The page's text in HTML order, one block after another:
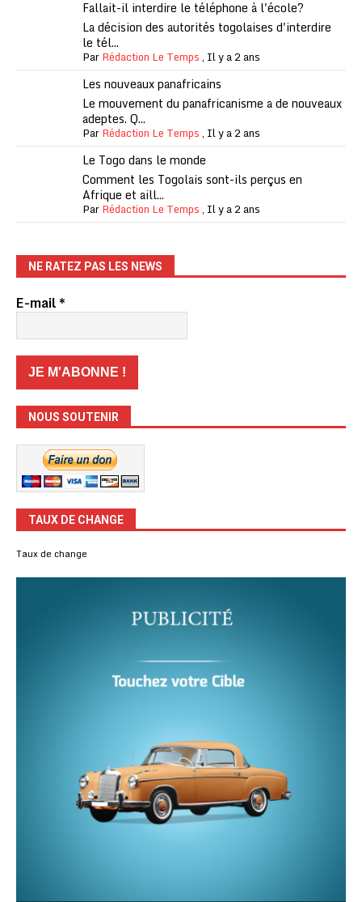
Fallait-il interdire le téléphone à l'école?
La décision des autorités togolaises d'interdire
le tél...
ParRédaction Le Temps, Il y a 2 ans
Les nouveaux panafricains
Le mouvement du panafricanisme a de nouveaux
adeptes. Q...
ParRédaction Le Temps, Il y a 2 ans
Le Togo dans le monde
Comment les Togolais sont-ils perçus en
Afrique et aill...
ParRédaction Le Temps, Il y a 2 ans
NE RATEZ PAS LES NEWS
E-mail*
NOUS SOUTENIR
TAUX DE CHANGE
Taux de change